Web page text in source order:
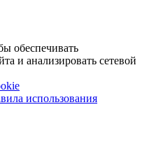
обеспечивать
и анализировать сетевой
использования